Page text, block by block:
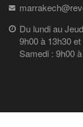
Du lundi au
9h00 à 13h30
Samedi : 9h00